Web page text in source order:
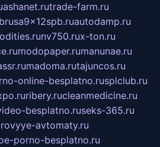
ashanet.rutrade-farm.ru
autodamp.ru
nv750.rux-ton.ru
modopaper.rumanunae.ru
madoma.rutajuncos.ru
online-besplatno.rusplclub.ru
ribery.rucleanmedicine.ru
besplatno.ruseks-365.ru
avtomaty.ru
porno-besplatno.ru